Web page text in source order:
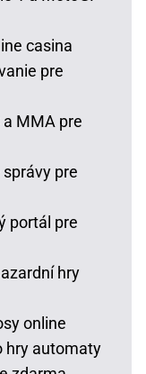
casina
pre
a MMA pre
pre
portál pre
hry
online
hry automaty